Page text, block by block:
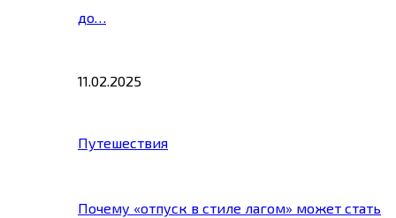
до…
11.02.2025
Путешествия
Почему «отпуск в стиле лагом» может стать